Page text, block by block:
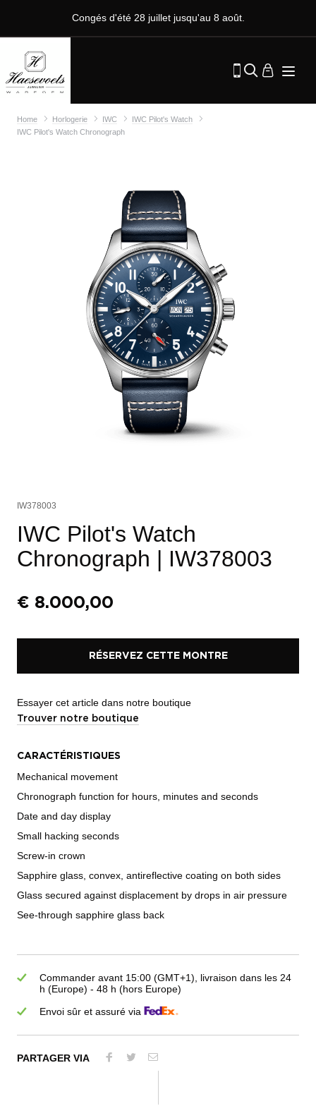
Congés d'été 28 juillet jusqu'au 8 août.
Home Horlogerie IWC
IWC Pilot's Watch
IWC Pilot's Watch Chronograph
IW378003
IWC Pilot's Watch
Chronograph | IW378003
€ 8.000,00
RÉSERVEZ CETTE MONTRE
Essayer cet article dans notre boutique
Trouver notre boutique
CARACTÉRISTIQUES
Mechanical movement
Chronograph function for hours, minutes and seconds
Date and day display
Small hacking seconds
Screw-in crown
Sapphire glass, convex, antireflective coating on both sides
Glass secured against displacement by drops in air pressure
See-through sapphire glass back
Commander avant 15:00 (GMT+1), livraison dans les 24
h (Europe) - 48 h (hors Europe)
Envoi sûr et assuré via
PARTAGER VIA